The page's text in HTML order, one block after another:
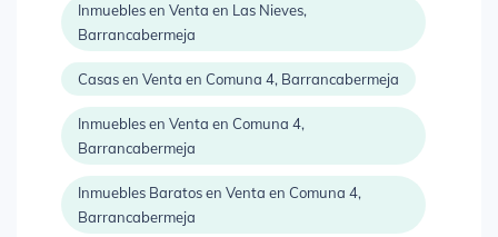
Inmuebles en Venta en Las Nieves,
Barrancabermeja
Casas en Venta en Comuna 4, Barrancabermeja
Inmuebles en Venta en Comuna 4,
Barrancabermeja
Inmuebles Baratos en Venta en Comuna 4,
Barrancabermeja